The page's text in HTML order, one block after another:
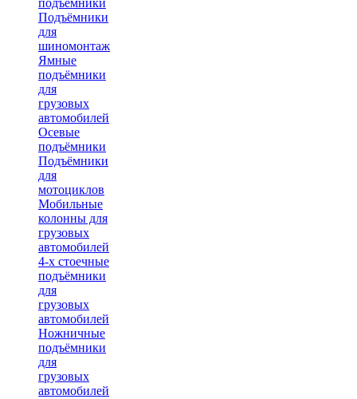
подъёмники
Подъёмники
для
шиномонтажа
Ямные
подъёмники
для
грузовых
автомобилей
Осевые
подъёмники
Подъёмники
для
мотоциклов
Мобильные
колонны для
грузовых
автомобилей
4-х стоечные
подъёмники
для
грузовых
автомобилей
Ножничные
подъёмники
для
грузовых
автомобилей